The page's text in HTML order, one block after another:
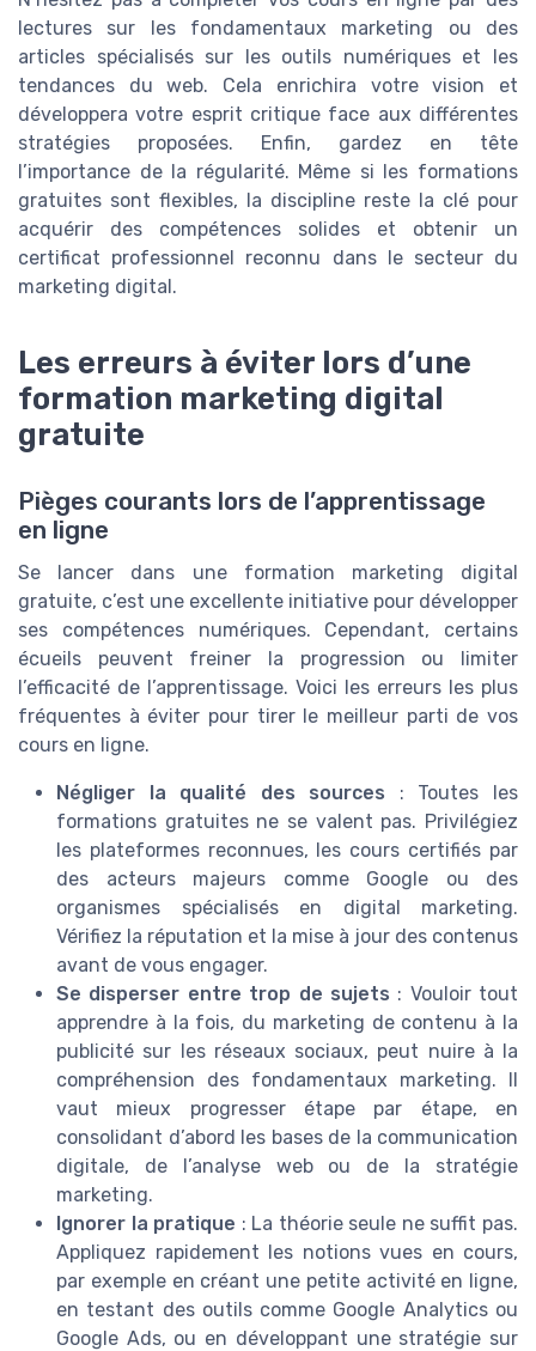
lectures sur les fondamentaux marketing ou des
articles spécialisés sur les outils numériques et les
tendances du web. Cela enrichira votre vision et
développera votre esprit critique face aux différentes
stratégies proposées. Enfin, gardez en tête
l’importance de la régularité. Même si les formations
gratuites sont flexibles, la discipline reste la clé pour
acquérir des compétences solides et obtenir un
certificat professionnel reconnu dans le secteur du
marketing digital.
Les erreurs à éviter lors d’une
formation marketing digital
gratuite
Pièges courants lors de l’apprentissage
en ligne
Se lancer dans une formation marketing digital
gratuite, c’est une excellente initiative pour développer
ses compétences numériques. Cependant, certains
écueils peuvent freiner la progression ou limiter
l’efficacité de l’apprentissage. Voici les erreurs les plus
fréquentes à éviter pour tirer le meilleur parti de vos
cours en ligne.
Négliger la qualité des sources : Toutes les
formations gratuites ne se valent pas. Privilégiez
les plateformes reconnues, les cours certifiés par
des acteurs majeurs comme Google ou des
organismes spécialisés en digital marketing.
Vérifiez la réputation et la mise à jour des contenus
avant de vous engager.
Se disperser entre trop de sujets : Vouloir tout
apprendre à la fois, du marketing de contenu à la
publicité sur les réseaux sociaux, peut nuire à la
compréhension des fondamentaux marketing. Il
vaut mieux progresser étape par étape, en
consolidant d’abord les bases de la communication
digitale, de l’analyse web ou de la stratégie
marketing.
Ignorer la pratique : La théorie seule ne suffit pas.
Appliquez rapidement les notions vues en cours,
par exemple en créant une petite activité en ligne,
en testant des outils comme Google Analytics ou
Google Ads, ou en développant une stratégie sur